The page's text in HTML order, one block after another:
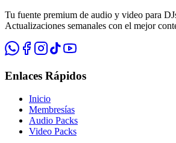
Tu fuente premium de audio y video para
Actualizaciones semanales con el mejor
Enlaces Rápidos
Inicio
Membresías
Audio Packs
Video Packs